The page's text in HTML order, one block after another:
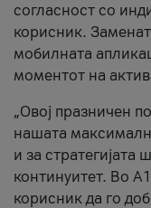
согласност со
корисник.
мобилната
моментот на
„Овој празничен
нашата
и за стратегијата
континуитет. Во
корисник да го